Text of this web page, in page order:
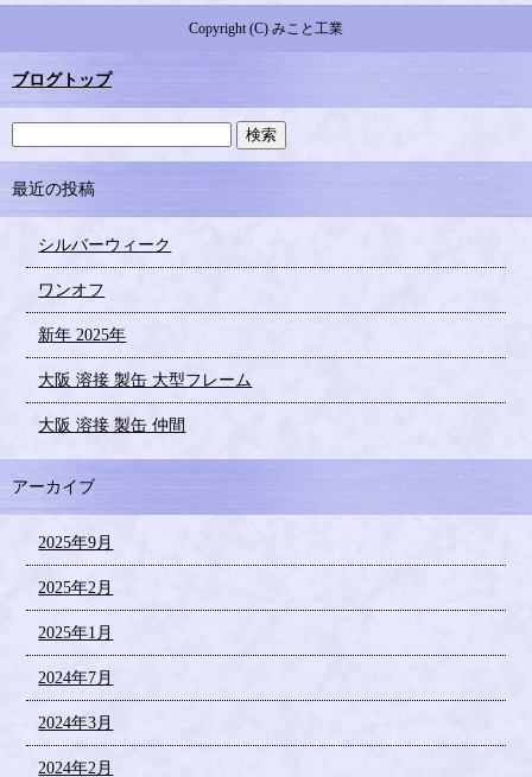
Copyright (C) みこと工業
ブログトップ
最近の投稿
シルバーウィーク
ワンオフ
新年 2025年
大阪 溶接 製缶 大型フレーム
大阪 溶接 製缶 仲間
アーカイブ
2025年9月
2025年2月
2025年1月
2024年7月
2024年3月
2024年2月